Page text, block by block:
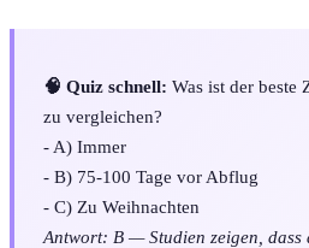
🧠 Quiz schnell: Was ist der beste
zu vergleichen?
- A) Immer
- B) 75-100 Tage vor Abflug
- C) Zu Weihnachten
Antwort: B — Studien zeigen, dass